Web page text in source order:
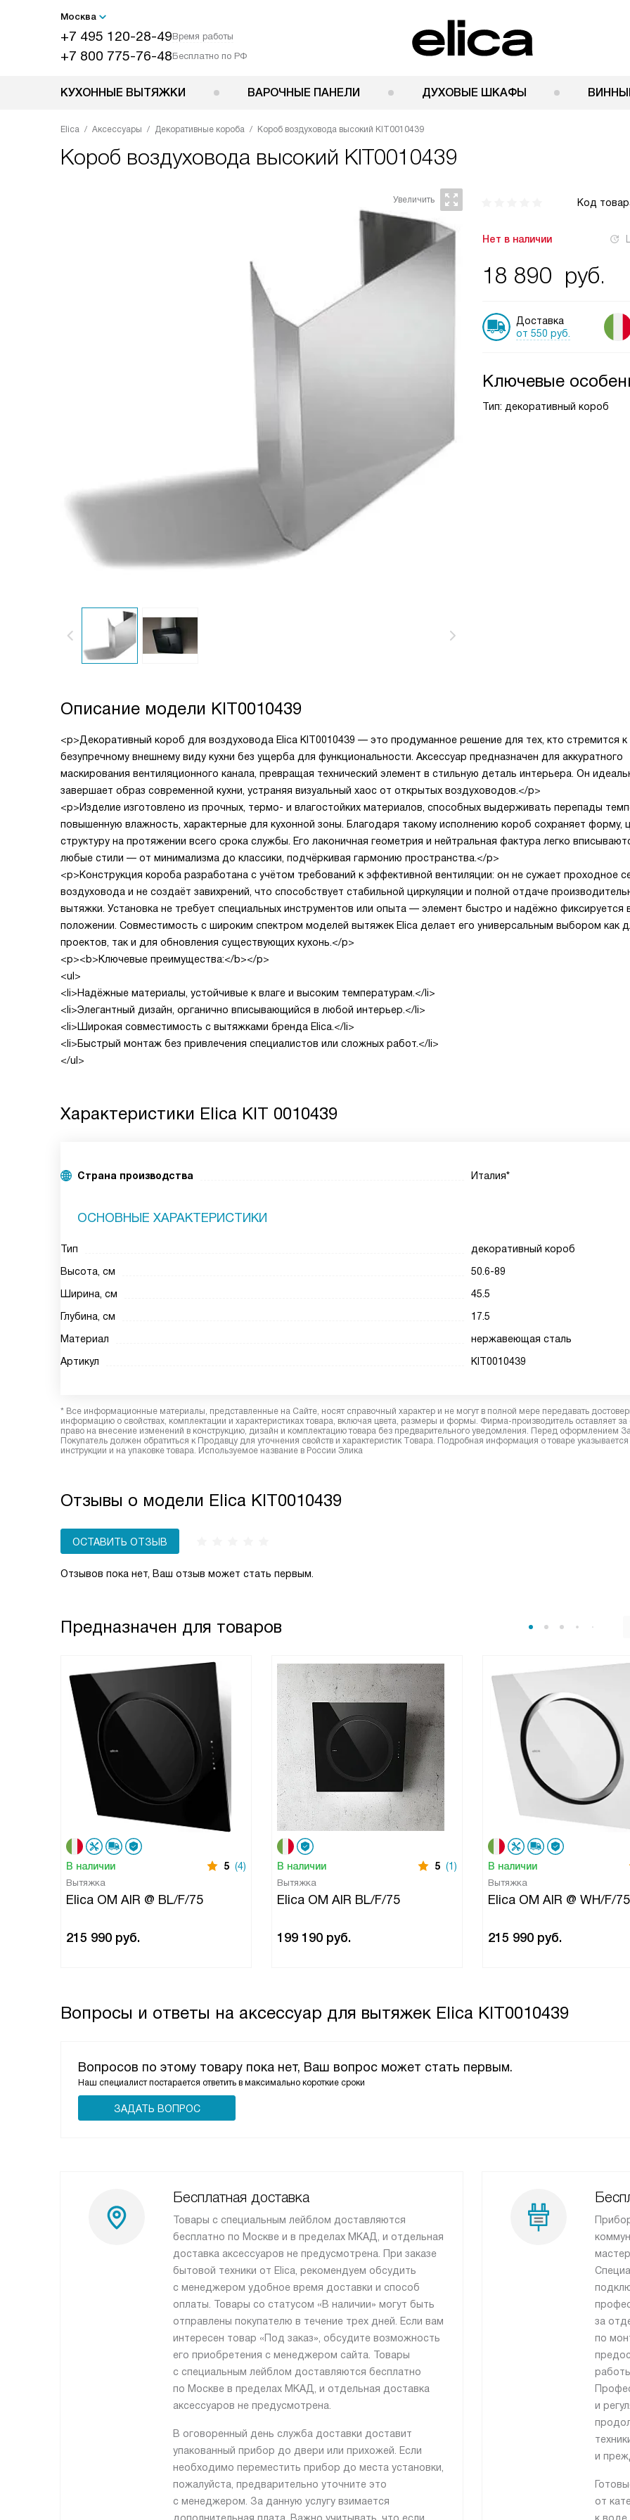
Москва
+7 495 120-28-49Время работы
+7 800 775-76-48Бесплатно по РФ
КУХОННЫЕ ВЫТЯЖКИ ВАРОЧНЫЕ ПАНЕЛИ ДУХОВЫЕ ШКАФЫ
Elica Аксессуары Декоративные короба Короб воздуховода высокий KIT0010439
Короб воздуховода высокий KIT0010439
Код
Нет в наличии
18 890 руб.
Доставка
от 550 руб.
Ключевые
Тип: декоративный короб
Описание модели KIT0010439
<p>Декоративный короб для воздуховода Elica KIT0010439 — это продуманное решение для тех, кто стремится к
безупречному внешнему виду кухни без ущерба для функциональности. Аксессуар предназначен для аккуратного
маскирования вентиляционного канала, превращая технический элемент в стильную деталь интерьера. Он
завершает образ современной кухни, устраняя визуальный хаос от открытых воздуховодов.</p>
<p>Изделие изготовлено из прочных, термо- и влагостойких материалов, способных выдерживать перепады
повышенную влажность, характерные для кухонной зоны. Благодаря такому исполнению короб сохраняет форму,
структуру на протяжении всего срока службы. Его лаконичная геометрия и нейтральная фактура легко
любые стили — от минимализма до классики, подчёркивая гармонию пространства.</p>
<p>Конструкция короба разработана с учётом требований к эффективной вентиляции: он не сужает проходное
воздуховода и не создаёт завихрений, что способствует стабильной циркуляции и полной отдаче
вытяжки. Установка не требует специальных инструментов или опыта — элемент быстро и надёжно фиксируется
положении. Совместимость с широким спектром моделей вытяжек Elica делает его универсальным выбором как
проектов, так и для обновления существующих кухонь.</p>
<p><b>Ключевые преимущества:</b></p>
<ul>
<li>Надёжные материалы, устойчивые к влаге и высоким температурам.</li>
<li>Элегантный дизайн, органично вписывающийся в любой интерьер.</li>
<li>Широкая совместимость с вытяжками бренда Elica.</li>
<li>Быстрый монтаж без привлечения специалистов или сложных работ.</li>
</ul>
Характеристики Elica KIT 0010439
Страна производства Италия*
ОСНОВНЫЕ ХАРАКТЕРИСТИКИ
Тип
декоративный короб
Высота, см
50.6-89
Ширина, см
45.5
Глубина, см
17.5
Материал
нержавеющая сталь
Артикул
KIT0010439
* Все информационные материалы, представленные на Сайте, носят справочный характер и не могут в полной мере передавать
информацию о свойствах, комплектации и характеристиках товара, включая цвета, размеры и формы. Фирма-производитель оставляет за
право на внесение изменений в конструкцию, дизайн и комплектацию товара без предварительного уведомления. Перед оформлением
Покупатель должен обратиться к Продавцу для уточнения свойств и характеристик Товара. Подробная информация о товаре указывается
инструкции и на упаковке товара. Используемое название в России Элика
Отзывы о модели Elica KIT0010439
ОСТАВИТЬ ОТЗЫВ
Отзывов пока нет, Ваш отзыв может стать первым.
Предназначен для товаров
В наличии 5 (4)
Вытяжка
Elica OM AIR @ BL/F/75
215 990 руб.
В наличии 5 (1)
Вытяжка
Elica OM AIR BL/F/75
199 190 руб.
В наличии
Вытяжка
Elica OM AIR @ WH/F/75
215 990 руб.
Вопросы и ответы на аксессуар для вытяжек Elica KIT0010439
Вопросов по этому товару пока нет, Ваш вопрос может стать первым.
Наш специалист постарается ответить в максимально короткие сроки
ЗАДАТЬ ВОПРОС
Бесплатная доставка
Товары с специальным лейблом доставляются
бесплатно по Москве и в пределах МКАД, и отдельная
доставка аксессуаров не предусмотрена. При заказе
бытовой техники от Elica, рекомендуем обсудить
с менеджером удобное время доставки и способ
оплаты. Товары со статусом «В наличии» могут быть
отправлены покупателю в течение трех дней. Если вам
интересен товар «Под заказ», обсудите возможность
его приобретения с менеджером сайта. Товары
с специальным лейблом доставляются бесплатно
по Москве в пределах МКАД, и отдельная доставка
аксессуаров не предусмотрена.
В оговоренный день служба доставки доставит
упакованный прибор до двери или прихожей. Если
необходимо переместить прибор до места установки,
пожалуйста, предварительно уточните это
с менеджером. За данную услугу взимается
за
по
и
и
от